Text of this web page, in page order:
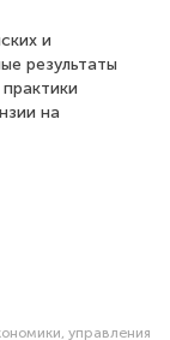
и
результаты
на
управления